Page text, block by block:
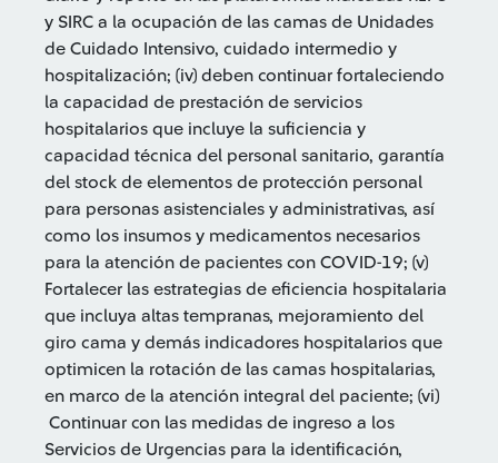
y SIRC a la ocupación de las camas de Unidades
de Cuidado Intensivo, cuidado intermedio y
hospitalización; (iv) deben continuar fortaleciendo
la capacidad de prestación de servicios
hospitalarios que incluye la suficiencia y
capacidad técnica del personal sanitario, garantía
del stock de elementos de protección personal
para personas asistenciales y administrativas, así
como los insumos y medicamentos necesarios
para la atención de pacientes con COVID-19; (v)
Fortalecer las estrategias de eficiencia hospitalaria
que incluya altas tempranas, mejoramiento del
giro cama y demás indicadores hospitalarios que
optimicen la rotación de las camas hospitalarias,
en marco de la atención integral del paciente; (vi)
Continuar con las medidas de ingreso a los
Servicios de Urgencias para la identificación,